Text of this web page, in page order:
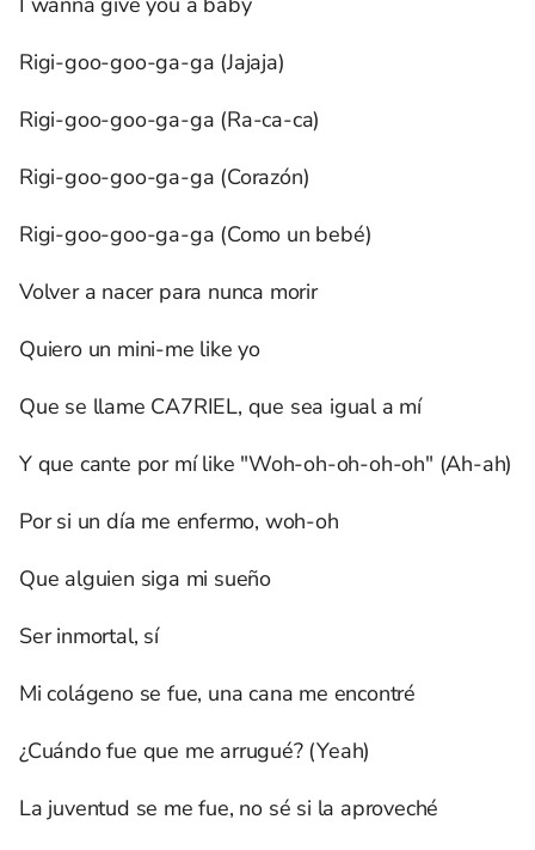
Rigi-goo-goo-ga-ga (Jajaja)
Rigi-goo-goo-ga-ga (Ra-ca-ca)
Rigi-goo-goo-ga-ga (Corazón)
Rigi-goo-goo-ga-ga (Como un bebé)
Volver a nacer para nunca morir
Quiero un mini-me like yo
Que se llame CA7RIEL, que sea igual a mí
Y que cante por mí like "Woh-oh-oh-oh-oh" (Ah-ah)
Por si un día me enfermo, woh-oh
Que alguien siga mi sueño
Ser inmortal, sí
Mi colágeno se fue, una cana me encontré
¿Cuándo fue que me arrugué? (Yeah)
La juventud se me fue, no sé si la aproveché